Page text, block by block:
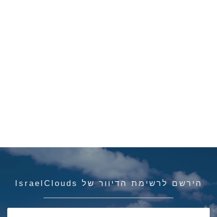
הירשם לרשימת הדיוור של IsraelClouds